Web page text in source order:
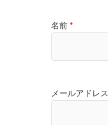
名前 *
メールアドレス